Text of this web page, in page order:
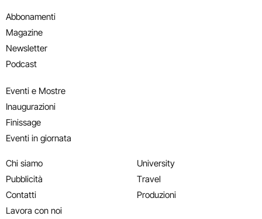
Abbonamenti
Magazine
Newsletter
Podcast
Eventi e Mostre
Inaugurazioni
Finissage
Eventi in giornata
Chi siamo
Pubblicità
Contatti
Lavora con noi
University
Travel
Produzioni